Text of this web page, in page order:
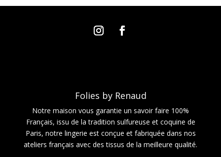
Folies by Renaud
Notre maison vous garantie un savoir faire 100%
Français, issu de la tradition sulfureuse et coquine de
Paris, notre lingerie est conçue et fabriquée dans nos
ateliers français avec des tissus de la meilleure qualité.